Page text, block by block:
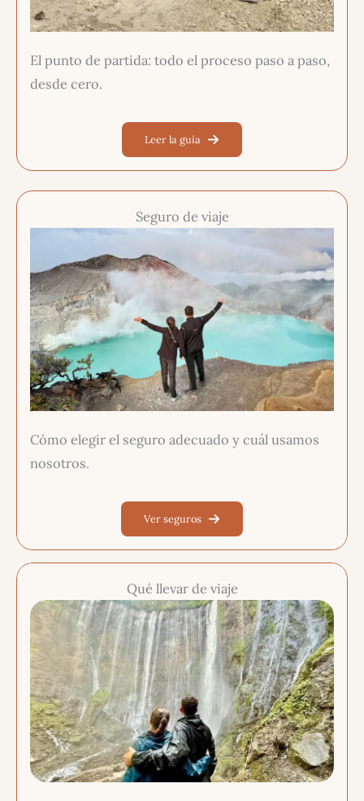
El punto de partida: todo el proceso paso a paso,
desde cero.
Leer la guía
Seguro de viaje
Cómo elegir el seguro adecuado y cuál usamos
nosotros.
Ver seguros
Qué llevar de viaje